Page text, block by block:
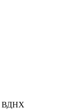
ВДНХ